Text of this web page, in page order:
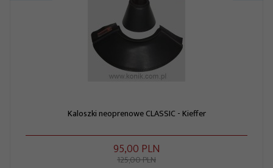
Kaloszki neoprenowe CLASSIC - Kieffer
95,00 PLN
125,00 PLN